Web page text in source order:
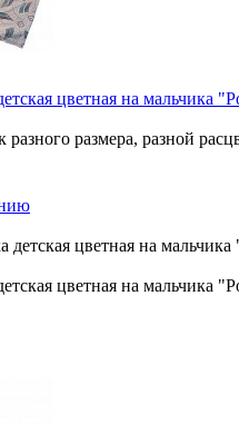
цветная на мальчика
размера, разной
цветная на мальчика